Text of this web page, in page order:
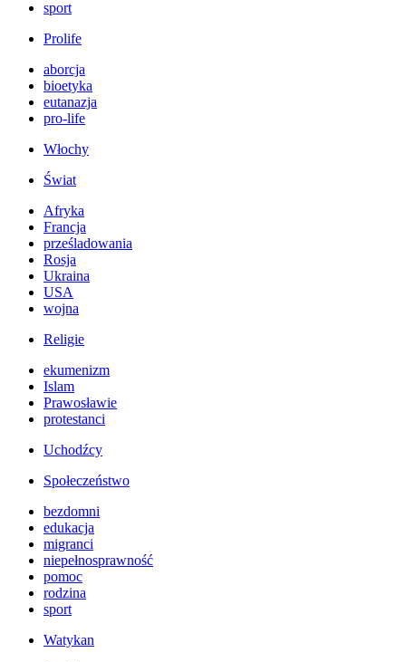
sport
Prolife
aborcja
bioetyka
eutanazja
pro-life
Włochy
Świat
Afryka
Francja
prześladowania
Rosja
Ukraina
USA
wojna
Religie
ekumenizm
Islam
Prawosławie
protestanci
Uchodźcy
Społeczeństwo
bezdomni
edukacja
migranci
niepełnosprawność
pomoc
rodzina
sport
Watykan